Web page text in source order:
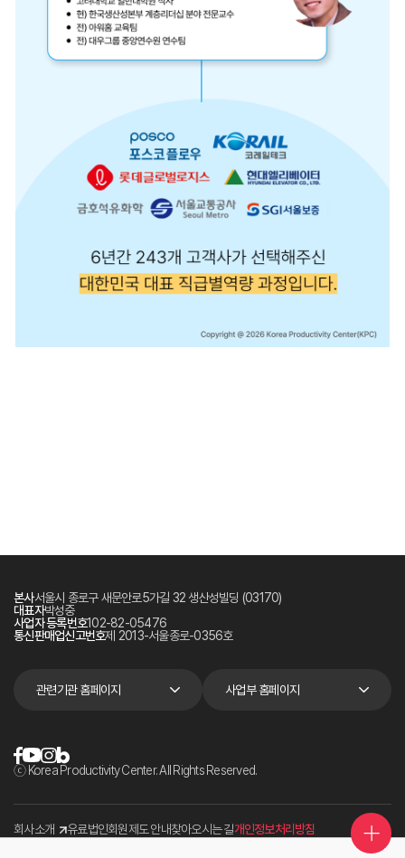
본사서울시 종로구 새문안로5가길 32 생산성빌딩 (03170)
대표자박성중
사업자 등록번호102-82-05476
통신판매업신고번호제 2013-서울종로-0356호
관련기관 홈페이지 사업부 홈페이지
ⓒ Korea Productivity Center. All Rights Reserved.
회사소개 유료법인회원제도 안내찾아오시는 길개인정보처리방침